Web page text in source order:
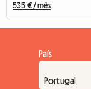
535 € / mês
País